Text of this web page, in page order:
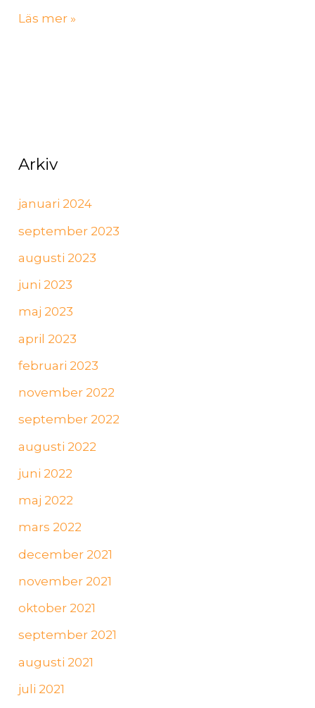
Läs mer »
Arkiv
januari 2024
september 2023
augusti 2023
juni 2023
maj 2023
april 2023
februari 2023
november 2022
september 2022
augusti 2022
juni 2022
maj 2022
mars 2022
december 2021
november 2021
oktober 2021
september 2021
augusti 2021
juli 2021